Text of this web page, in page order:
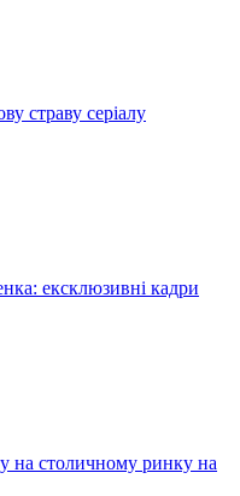
страву серіалу
ексклюзивні кадри
на столичному ринку на